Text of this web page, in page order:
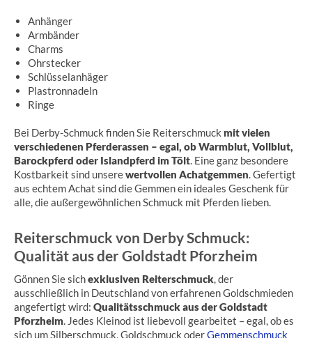
Anhänger
Armbänder
Charms
Ohrstecker
Schlüsselanhäger
Plastronnadeln
Ringe
Bei Derby-Schmuck finden Sie Reiterschmuck mit vielen
verschiedenen Pferderassen – egal, ob Warmblut, Vollblut,
Barockpferd oder Islandpferd im Tölt. Eine ganz besondere
Kostbarkeit sind unserewertvollen Achatgemmen. Gefertigt
aus echtem Achat sind die Gemmen ein ideales Geschenk für
alle, die außergewöhnlichen Schmuck mit Pferden lieben.
Reiterschmuck von Derby Schmuck:
Qualität aus der Goldstadt Pforzheim
Gönnen Sie sichexklusiven Reiterschmuck, der
ausschließlich in Deutschland von erfahrenen Goldschmieden
angefertigt wird: Qualitätsschmuck aus der Goldstadt
Pforzheim. Jedes Kleinod ist liebevoll gearbeitet – egal, ob es
sich um Silberschmuck, Goldschmuck oderGemmenschmuck